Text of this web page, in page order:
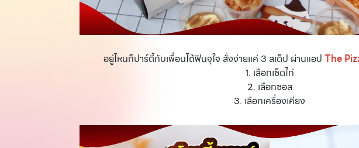
อยู่ไหนก็ปาร์ตี้กับเพื่อนได้ฟินจุใจ สั่งง่ายแค่ 3 สเต็ป ผ่านแอปThe
1. เลือกเซ็ตไก่
2. เลือกซอส
3. เลือกเครื่องเคียง